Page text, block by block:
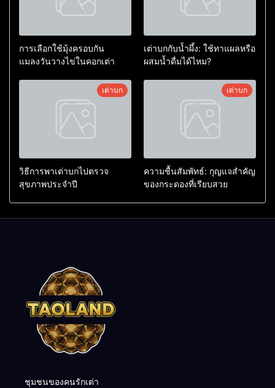
การเลือกใช้มุ้งครอบกัน
แมลงวันวางไข่ในคอกเต่า
เต่าบกกับน้ำผึ้ง: ใช้ทาแผลหรือ
ผสมน้ำดื่มได้ไหม?
เต่าบก
วิธีการพาเต่าบกไปตรวจ
สุขภาพประจำปี
เต่าบก
ความชื้นสัมพัทธ์: กุญแจสำคัญ
ของกระดองที่เรียบสวย
ชุมชนของคนรักเต่า